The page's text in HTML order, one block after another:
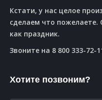
Кстати, у нас целое
сделаем что пожелаете.
как праздник.
Звоните на 8 800 333-72-
Хотите позвоним?